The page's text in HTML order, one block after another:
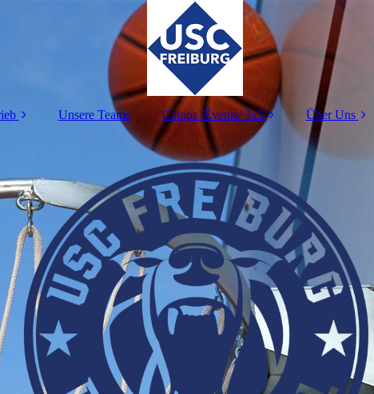
Unsere Teams Camps /Events/ 3x3
Camps
Events
3x3
Über Uns
Wofür
Freiwilliges
Jahr
Duales